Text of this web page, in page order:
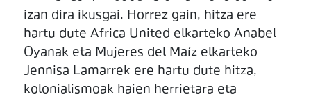
izan dira ikusgai. Horrez gain, hitza ere
hartu dute Africa United elkarteko Anabel
Oyanak eta Mujeres del Maíz elkarteko
Jennisa Lamarrek ere hartu dute hitza,
kolonialismoak haien herrietara eta